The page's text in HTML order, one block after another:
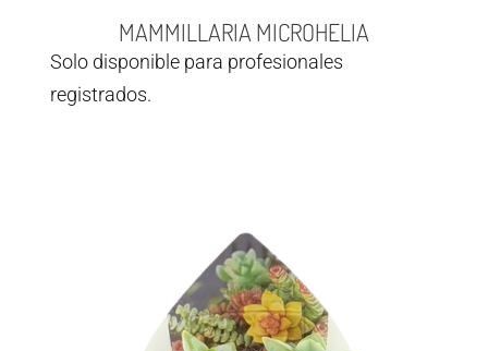
MAMMILLARIA MICROHELIA
Solo disponible para profesionales
registrados.